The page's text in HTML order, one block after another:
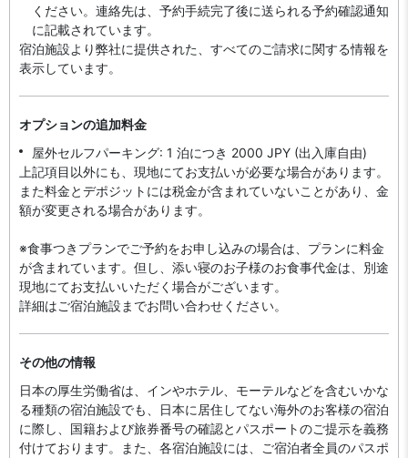
ください。連絡先は、予約手続完了後に送られる予約確認通知
に記載されています。
宿泊施設より弊社に提供された、すべてのご請求に関する情報を
表示しています。
オプションの追加料金
屋外セルフパーキング: 1 泊につき 2000 JPY (出入庫自由)
上記項目以外にも、現地にてお支払いが必要な場合があります。
また料金とデポジットには税金が含まれていないことがあり、金
額が変更される場合があります。
※食事つきプランでご予約をお申し込みの場合は、プランに料金
が含まれています。但し、添い寝のお子様のお食事代金は、別途
現地にてお支払いいただく場合がございます。
詳細はご宿泊施設までお問い合わせください。
その他の情報
日本の厚生労働省は、インやホテル、モーテルなどを含むいかな
る種類の宿泊施設でも、日本に​居住してない海外のお客様の宿泊
に際し、国籍および旅券番号の確認とパスポートのご提示を義務
付け​ております。また、各宿泊施設には、ご宿泊者全員のパスポ